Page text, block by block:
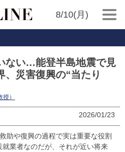
8/10(月)
ない…能登半島地震で見
、災害復興の“当たり
）
2026/01/23
助や復興の過程で実は重要な役割
業者なのだが、それが近い将来